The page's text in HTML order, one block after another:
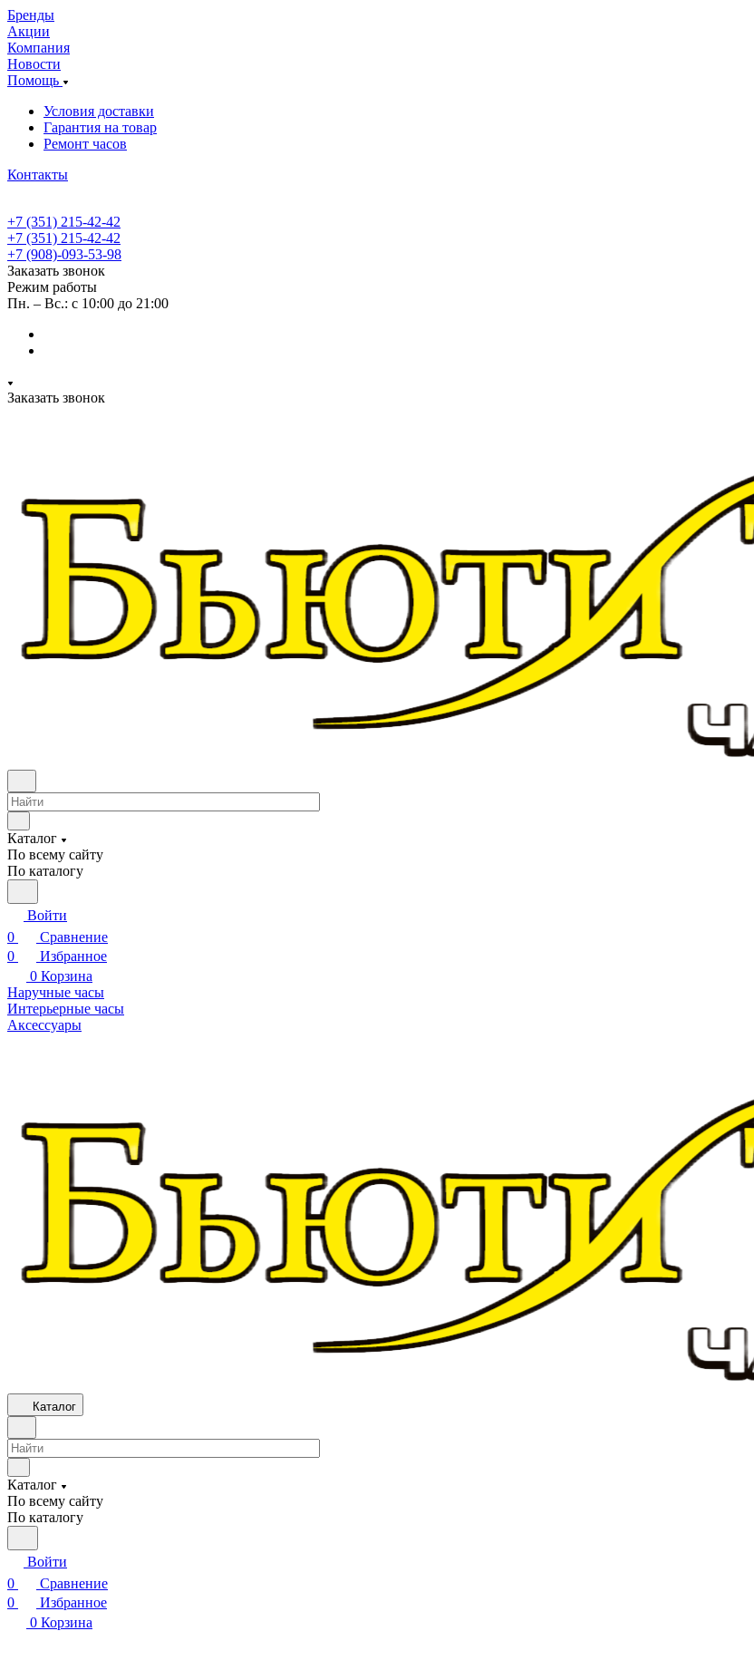
Бренды
Акции
Компания
Новости
Помощь
Условия доставки
Гарантия на товар
Ремонт часов
Контакты
+7 (351) 215-42-42
+7 (351) 215-42-42
+7 (908)-093-53-98
Заказать звонок
Режим работы
Пн. – Вс.: с 10:00 до 21:00
Заказать звонок
Каталог
По всему сайту
По каталогу
Войти
0
Сравнение
0
Избранное
0 Корзина
Наручные часы
Интерьерные часы
Аксессуары
Каталог
Каталог
По всему сайту
По каталогу
Войти
0
Сравнение
0
Избранное
0 Корзина